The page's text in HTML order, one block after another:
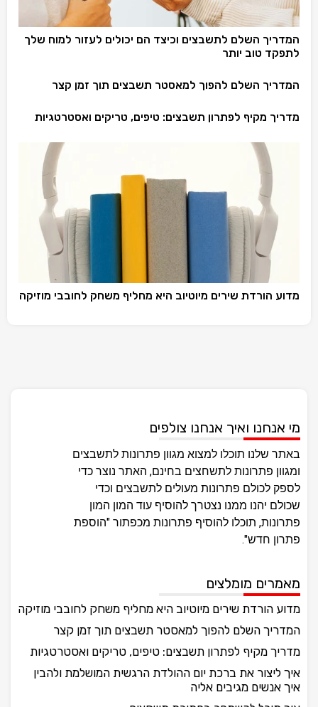
המדריך השלם לתשבצים וכיצד הם יכולים לעזור למוח שלך
לתפקד טוב יותר
המדריך השלם להפוך למאסטר תשבצים תוך זמן קצר
מדריך מקיף לפתרון תשבצים: טיפים, טריקים ואסטרטגיות
מדוע הורדת שירים מיוטיוב היא מחליף משחק לחובבי מוזיקה
מי אנחנו ואיך אנחנו צולפים
באתר שלנו תוכלו למצוא מגוון פתרונות לתשבצים
ומגוון פתרונות לתשחצים בחינם, האתר נוצר כדי
לספק לכולם פתרונות מעולים לתשבצים וכדי
שכולם יהנו ממנו נצטרך להוסיף עוד המון המון
פתרונות, תוכלו להוסיף פתרונות מכפתור "הוספת
פתרון חדש".
מאמרים מומלצים
מדוע הורדת שירים מיוטיוב היא מחליף משחק לחובבי מוזיקה
המדריך השלם להפוך למאסטר תשבצים תוך זמן קצר
מדריך מקיף לפתרון תשבצים: טיפים, טריקים ואסטרטגיות
איך ליצור את ברכת יום ההולדת הרגשית המושלמת ולהבין
איך אנשים מגיבים אליה